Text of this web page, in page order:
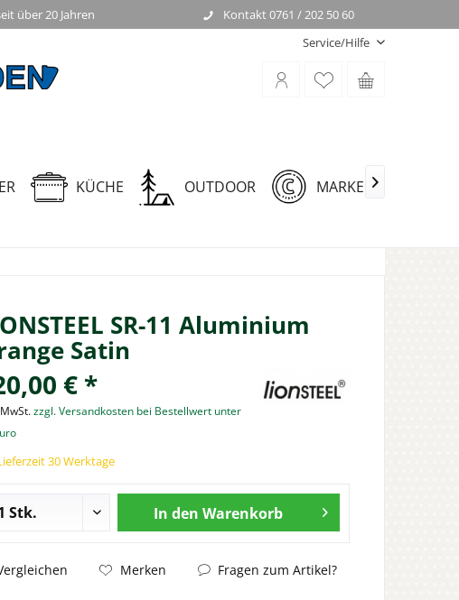
über 20 Jahren
Kontakt 0761 / 202 50 60
Service/Hilfe
KÜCHE OUTDOOR MARKEN
SR-11 Aluminium
Satin
€ *
zzgl. Versandkosten bei Bestellwert unter
30 Werktage
In den Warenkorb
Merken Fragen zum Artikel?